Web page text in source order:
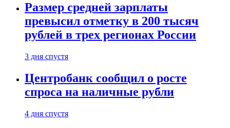
Размер средней зарплаты
превысил отметку в 200 тысяч
рублей в трех регионах России
3 дня спустя
Центробанк сообщил о росте
спроса на наличные рубли
4 дня спустя